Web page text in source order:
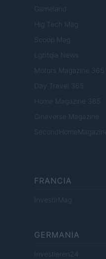
Gameland
Hig Tech Mag
Scoop Mag
Lgbtqia News
Motors Magazine 365
Day Travel 365
Home Magazine 365
Cineverse Magazine
SecondHomeMagazine
FRANCIA
InvestirMag
GERMANIA
Investieren24